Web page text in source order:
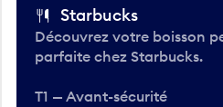
Starbucks
Découvrez votre boisson
parfaite chez Starbucks.
T1 — Avant-sécurité